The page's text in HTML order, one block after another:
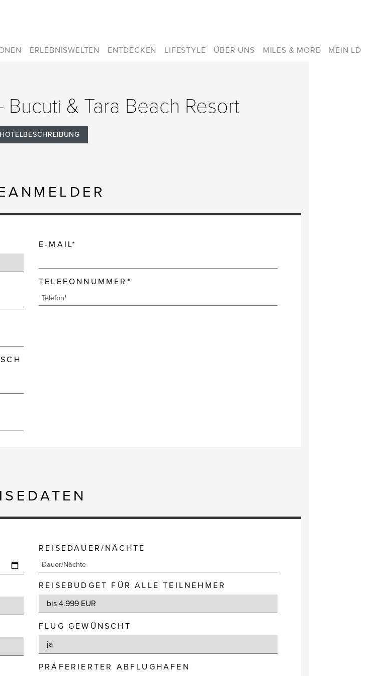
ERLEBNISWELTEN ENTDECKEN LIFESTYLE ÜBER UNS MILES & MORE MEIN LD
& Tara Beach Resort
E-MAIL*
TELEFONNUMMER*
REISEDAUER/NÄCHTE
REISEBUDGET FÜR ALLE TEILNEHMER
FLUG GEWÜNSCHT
PRÄFERIERTER ABFLUGHAFEN